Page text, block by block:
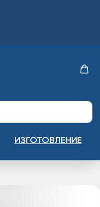
ИЗГОТОВЛЕНИЕ